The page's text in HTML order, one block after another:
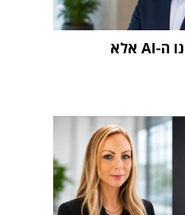
"האתגר הגדול אינו ה-AI אלא